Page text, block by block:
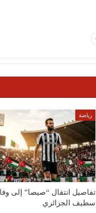
رياضة
تفاصيل انتقال “صيصا” إلى
سطيف الجزائري